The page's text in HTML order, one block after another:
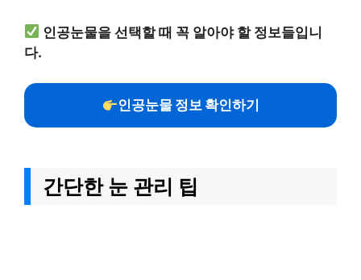
인공눈물을 선택할 때 꼭 알아야 할 정보들입니
다.
인공눈물 정보 확인하기
간단한 눈 관리 팁